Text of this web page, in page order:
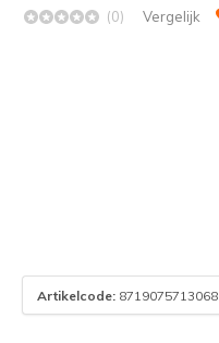
(0) Vergelijk
Artikelcode: 8719075713068